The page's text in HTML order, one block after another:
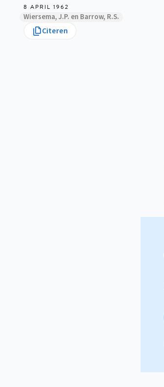
8 APRIL 1962
Wiersema, J.P. en Barrow, R.S.
Citeren